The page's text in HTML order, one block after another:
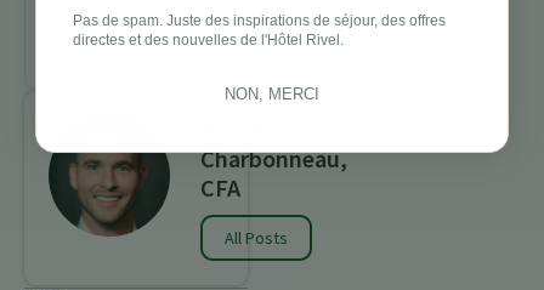
des oiseaux au
Costa Rica
Charbonneau,
CFA
All Posts
Pas de spam. Juste des inspirations de séjour, des offres
directes et des nouvelles de l'Hôtel Rivel.
NON, MERCI